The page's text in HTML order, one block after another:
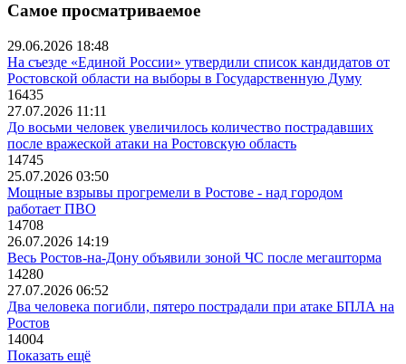
Самое просматриваемое
29.06.2026 18:48
На съезде «Единой России» утвердили список кандидатов от
Ростовской области на выборы в Государственную Думу
16435
27.07.2026 11:11
До восьми человек увеличилось количество пострадавших
после вражеской атаки на Ростовскую область
14745
25.07.2026 03:50
Мощные взрывы прогремели в Ростове - над городом
работает ПВО
14708
26.07.2026 14:19
Весь Ростов-на-Дону объявили зоной ЧС после мегашторма
14280
27.07.2026 06:52
Два человека погибли, пятеро пострадали при атаке БПЛА на
Ростов
14004
Показать ещё